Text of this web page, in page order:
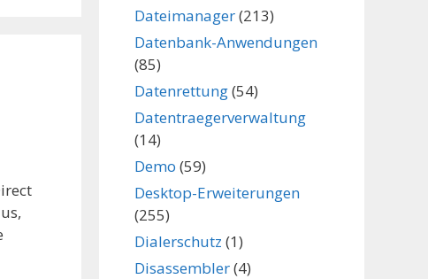
Dateimanager(213)
Datenbank-Anwendungen
(85)
Datenrettung(54)
Datentraegerverwaltung
(14)
Demo (59)
Desktop-Erweiterungen
(255)
Dialerschutz (1)
Disassembler(4)